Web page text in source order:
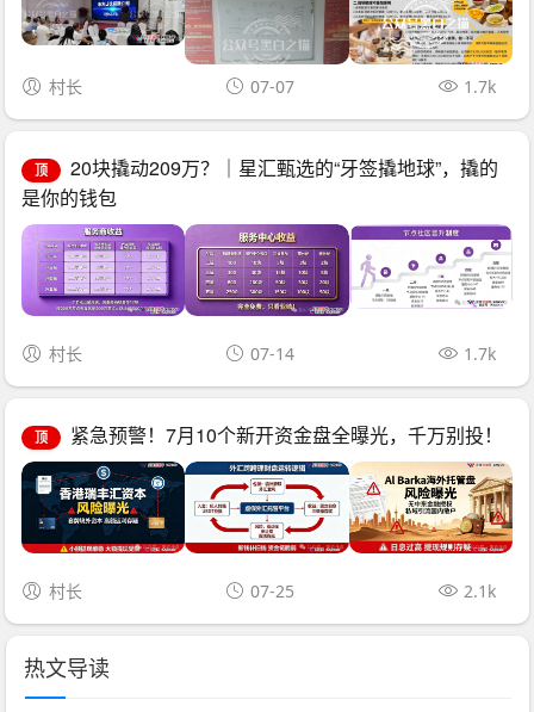
村长 07-07 1.7k
顶
20块撬动209万？｜星汇甄选的“牙签撬地球”，撬的
是你的钱包
村长 07-14 1.7k
顶 紧急预警！7月10个新开资金盘全曝光，千万别投！
村长 07-25 2.1k
热文导读